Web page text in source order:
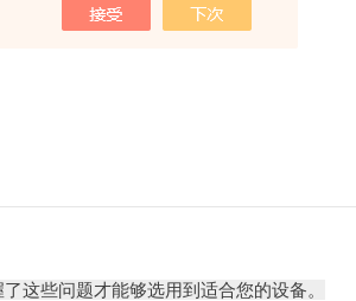
这些问题才能够选用到适合您的设备。